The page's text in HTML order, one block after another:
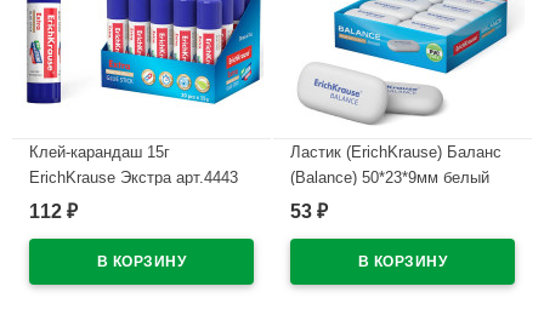
Клей-карандаш 15г
ErichKrause Экстра арт.4443
(Ст.20/480)
112 ₽
Ластик (ErichKrause) Баланс
(Balance) 50*23*9мм белый
арт.34638
53 ₽